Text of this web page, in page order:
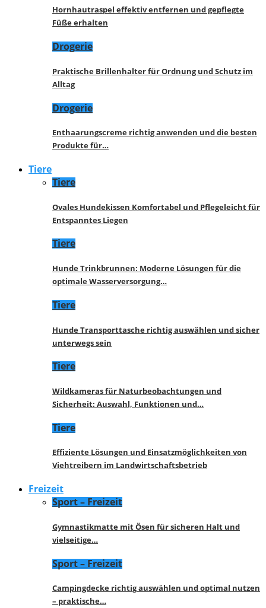
Hornhautraspel effektiv entfernen und gepflegte
Füße erhalten
Drogerie
Praktische Brillenhalter für Ordnung und Schutz im
Alltag
Drogerie
Enthaarungscreme richtig anwenden und die besten
Produkte für…
Tiere
Tiere
Ovales Hundekissen Komfortabel und Pflegeleicht für
Entspanntes Liegen
Tiere
Hunde Trinkbrunnen: Moderne Lösungen für die
optimale Wasserversorgung…
Tiere
Hunde Transporttasche richtig auswählen und sicher
unterwegs sein
Tiere
Wildkameras für Naturbeobachtungen und
Sicherheit: Auswahl, Funktionen und…
Tiere
Effiziente Lösungen und Einsatzmöglichkeiten von
Viehtreibern im Landwirtschaftsbetrieb
Freizeit
Sport – Freizeit
Gymnastikmatte mit Ösen für sicheren Halt und
vielseitige…
Sport – Freizeit
Campingdecke richtig auswählen und optimal nutzen
– praktische…